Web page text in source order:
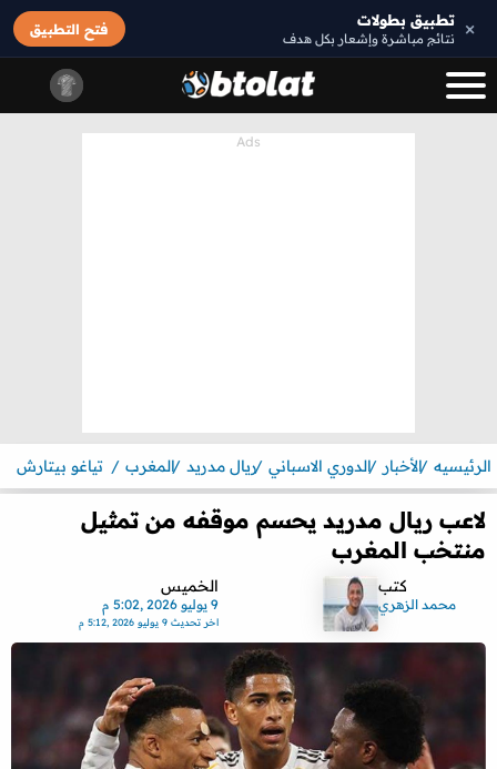
× تطبيق بطولات
نتائج مباشرة وإشعار بكل هدف
فتح التطبيق
الرئيسيه الأخبار الدوري الاسباني ريال مدريد المغرب تياغو بيتارش
لاعب ريال مدريد يحسم موقفه من تمثيل
منتخب المغرب
كتب
محمد الزهري
الخميس
9 يوليو 2026 ,5:02 م
اخر تحديث9 يوليو 2026 ,5:12 م